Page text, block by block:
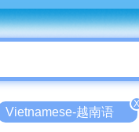
Vietnamese-越南语
X